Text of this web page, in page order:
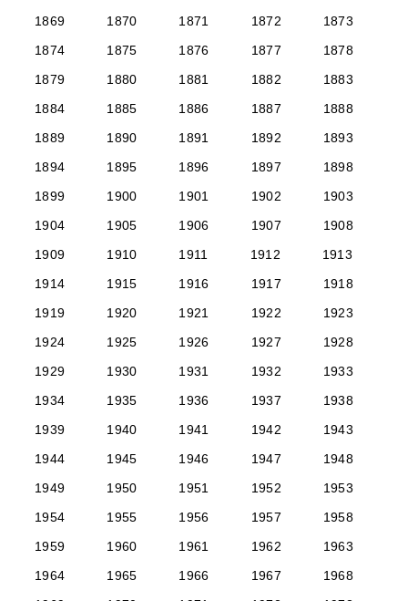
1869
1870 1871 1872
1873
1874
1875 1876 1877
1878
1879
1880 1881 1882
1883
1884
1885 1886 1887
1888
1889
1890 1891 1892
1893
1894
1895 1896 1897
1898
1899
1900 1901 1902
1903
1904
1905 1906 1907
1908
1909
1910 1911 1912
1913
1914
1915 1916 1917
1918
1919
1920 1921 1922
1923
1924
1925 1926 1927
1928
1929
1930 1931 1932
1933
1934
1935 1936 1937
1938
1939
1940 1941 1942
1943
1944
1945 1946 1947
1948
1949
1950 1951 1952
1953
1954
1955 1956 1957
1958
1959
1960 1961 1962
1963
1964
1965 1966 1967
1968